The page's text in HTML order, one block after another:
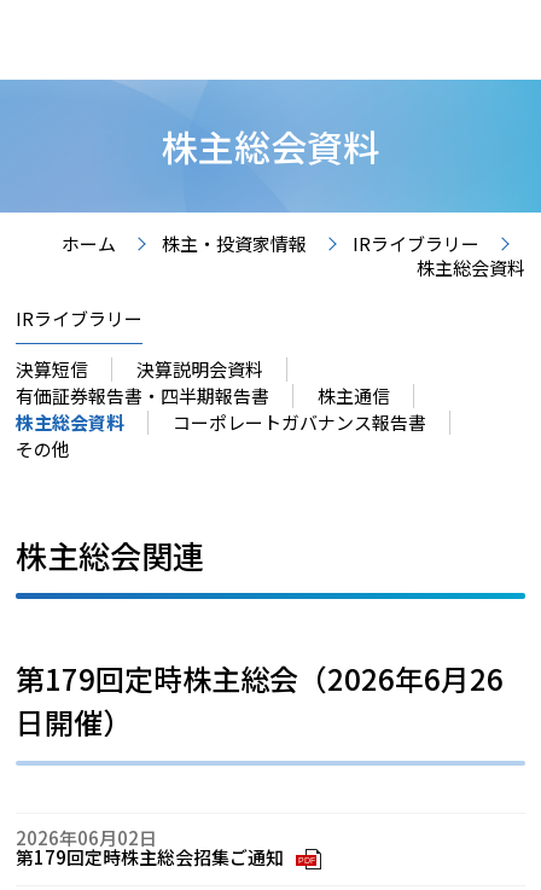
株主総会資料
ホーム 株主・投資家情報
IRライブラリー
株主総会資料
IRライブラリー
決算短信
決算説明会資料
有価証券報告書・四半期報告書
株主通信
株主総会資料
コーポレートガバナンス報告書
その他
株主総会関連
第179回定時株主総会（2026年6月26
日開催）
2026年06月02日
第179回定時株主総会招集ご通知 PDF